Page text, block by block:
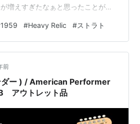
増えすぎたなぁと思ったことが最
ービルダーのDennis Galuszka（デ
ーダーしているギターも、2年後く
思います。 その時までには、さら
理を…
1959 #Heavy Relic #ストラト
前
ダー ) / American Performer
アウトレット品